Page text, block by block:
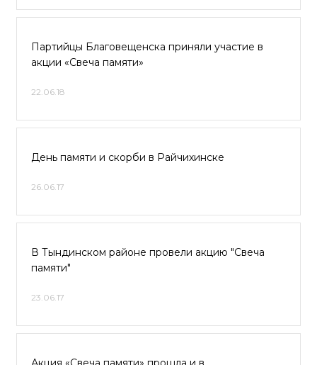
Партийцы Благовещенска приняли участие в
акции «Свеча памяти»
22.06.18
День памяти и скорби в Райчихинске
26.06.17
В Тындинском районе провели акцию "Свеча
памяти"
23.06.17